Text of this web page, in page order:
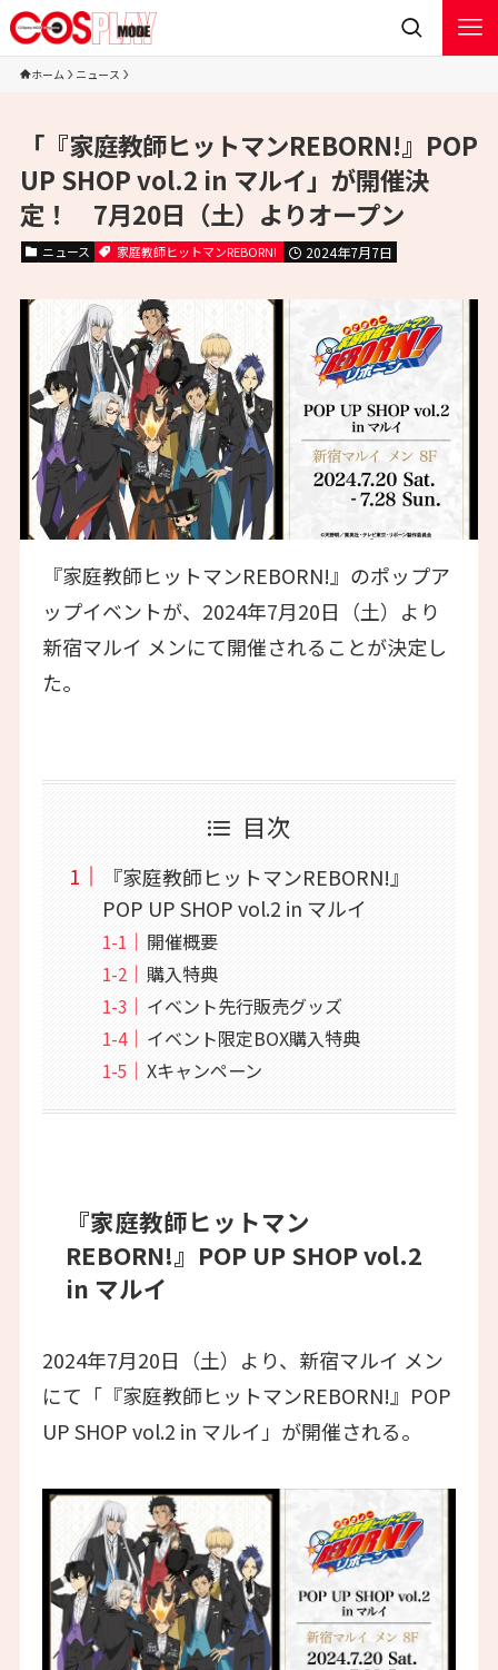
ホーム ニュース
「『家庭教師ヒットマンREBORN!』POP
UP SHOP vol.2 in マルイ」が開催決
定！ 7月20日（土）よりオープン
ニュース 家庭教師ヒットマンREBORN! 2024年7月7日
『家庭教師ヒットマンREBORN!』のポップア
ップイベントが、2024年7月20日（土）より
新宿マルイ メンにて開催されることが決定し
た。
目次
『家庭教師ヒットマンREBORN!』
POP UP SHOP vol.2 in マルイ
開催概要
購入特典
イベント先行販売グッズ
イベント限定BOX購入特典
Xキャンペーン
『家庭教師ヒットマン
REBORN!』POP UP SHOP vol.2
in マルイ
2024年7月20日（土）より、新宿マルイ メン
にて「『家庭教師ヒットマンREBORN!』POP
UP SHOP vol.2 in マルイ」が開催される。